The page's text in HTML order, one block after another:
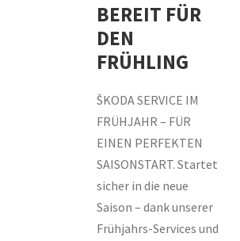
BEREIT FÜR
DEN
FRÜHLING
ŠKODA SERVICE IM
FRÜHJAHR – FÜR
EINEN PERFEKTEN
SAISONSTART. Startet
sicher in die neue
Saison – dank unserer
Frühjahrs-Services und